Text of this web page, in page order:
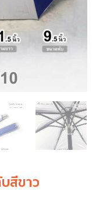
สีขาว